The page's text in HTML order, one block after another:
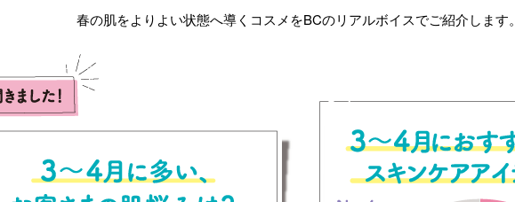
春の肌をよりよい状態へ導くコスメをBCのリアルボイスでご紹介します。